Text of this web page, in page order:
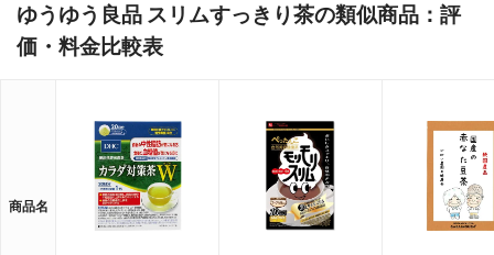
ゆうゆう良品 スリムすっきり茶の類似商品：評
価・料金比較表
商品名